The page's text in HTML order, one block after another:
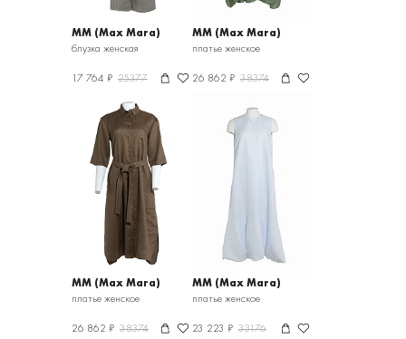
MM (Max Mara)
блузка женская
17 764 ₽ 25377
MM (Max Mara)
платье женское
26 862 ₽ 38374
MM (Max Mara)
платье женское
26 862 ₽ 38374
MM (Max Mara)
платье женское
23 223 ₽ 33176